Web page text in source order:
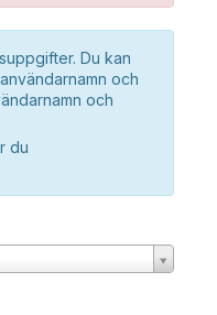
Du kan
och
och
du